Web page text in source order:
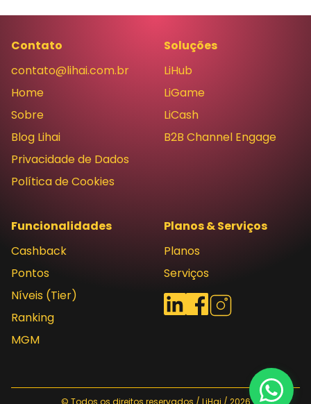
Contato
contato@lihai.com.br
Home
Sobre
Blog Lihai
Privacidade de Dados
Política de Cookies
Soluções
LiHub
LiGame
LiCash
B2B Channel Engage
Funcionalidades
Cashback
Pontos
Níveis (Tier)
Ranking
MGM
Planos & Serviços
Planos
Serviços
Redes sociais
LinkedInFacebook
Instagram
© Todos os direitos reservados / LiHai / 2026